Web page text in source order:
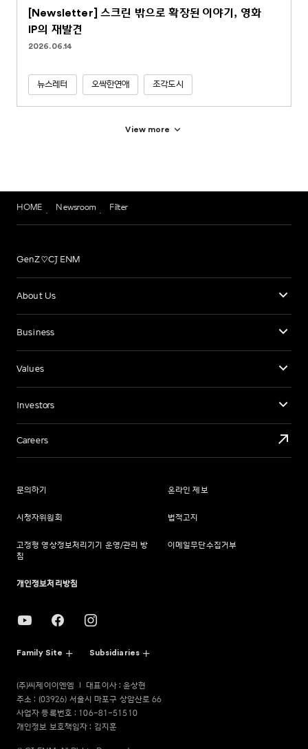
[Newsletter] 스크린 밖으로 확장된 이야기, 영화
IP의 재발견
2026.06.14
뉴스레터 오싹한연애 조각도시
View more
HOME Newsroom Filter
GenZ♡CJ ENM
About Us
Business
Values
Investors
Careers
문의하기 온라인 제보
시청자위원회 법적고지
고정형 영상정보처리기기 운영/관리 방
침
이메일무단수집거부
개인정보처리방침
Family Site Subsidiaries
(주)씨제이이엔엠
대표이사 : 윤상현
주소 : (03926) 서울시 마포구 상암산로 66
사업자 등록번호 : 106-81-51510
개인정보 보호책임자 : 김지훈